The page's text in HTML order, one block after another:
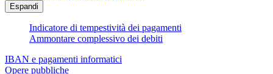
Espandi
Indicatore di tempestività dei pagamenti
Ammontare complessivo dei debiti
IBAN e pagamenti informatici
Opere pubbliche